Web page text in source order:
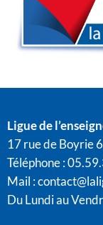
Ligue de
17 rue de Boyrie
Téléphone :
Mail :
Du Lundi au